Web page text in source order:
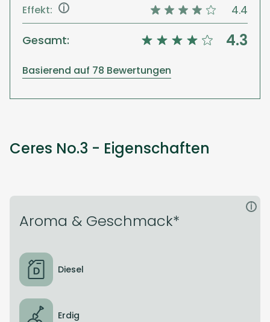
Effekt: i
4.4
Gesamt:
4.3
Basierend auf 78 Bewertungen
Ceres No.3 - Eigenschaften
Aroma & Geschmack*
i
Diesel
Erdig